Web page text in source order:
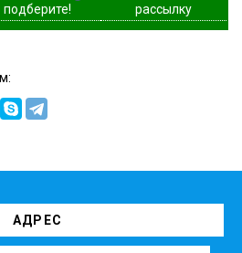
подберите!
рассылку
АДРЕС